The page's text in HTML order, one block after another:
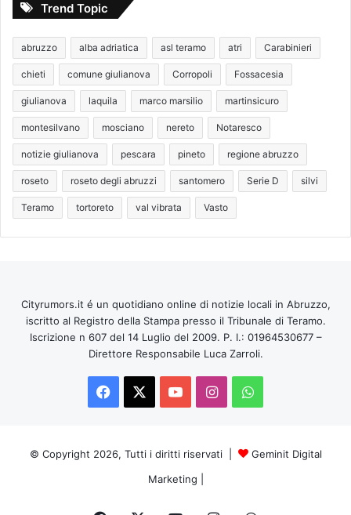
Trend Topic
abruzzo alba adriatica asl teramo atri Carabinieri
chieti comune giulianova Corropoli Fossacesia
giulianova laquila marco marsilio martinsicuro
montesilvano mosciano nereto Notaresco
notizie giulianova pescara pineto regione abruzzo
roseto roseto degli abruzzi santomero Serie D silvi
Teramo tortoreto val vibrata Vasto
Cityrumors.it é un quotidiano online di notizie locali in Abruzzo,
iscritto al Registro della Stampa presso il Tribunale di Teramo.
Iscrizione n 607 del 14 Luglio del 2009. P. I.: 01964530677 –
Direttore Responsabile Luca Zarroli.
Facebook
You InstagramWhatsApp
© Copyright 2026, Tutti i diritti riservati |
Geminit Digital
Marketing